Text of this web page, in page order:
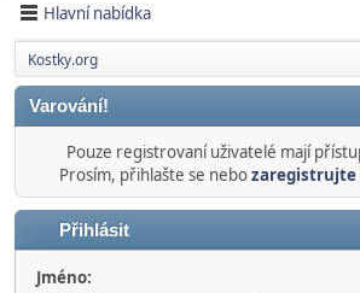
Hlavní nabídka
Kostky.org
Varování!
Pouze registrovaní uživatelé mají
Prosím, přihlašte se nebozaregistrujte
Přihlásit
Jméno: